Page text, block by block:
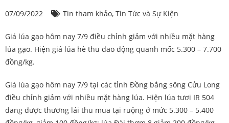
07/09/2022 Tin tham khảo, Tin Tức và Sự Kiện
Giá lúa gạo hôm nay 7/9 điều chỉnh giảm với nhiều mặt hàng
lúa gạo. Hiện giá lúa hè thu dao động quanh mốc 5.300 – 7.700
đồng/kg.
Giá lúa gạo hôm nay 7/9 tại các tỉnh Đồng bằng sông Cửu Long
điều chỉnh giảm với nhiều mặt hàng lúa. Hiện lúa tươi IR 504
đang được thương lái thu mua tại ruộng ở mức 5.300 – 5.400